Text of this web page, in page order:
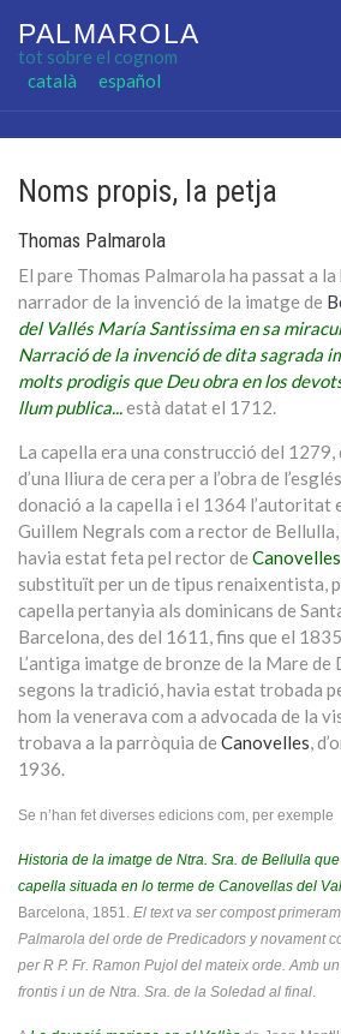
PALMAROLA
tot sobre el cognom
Seleccioni el seu idioma
català español
Noms propis, la petja
Thomas Palmarola
El pare Thomas Palmarola ha passat a
narrador de la invenció de la imatge de
del Vallés María Santissima en sa
Narració de la invenció de dita sagrada
molts prodigis que Deu obra en los
llum publica...
està datat el 1712.
La capella era una construcció del
d’una lliura de cera per a l’obra de
donació a la capella i el 1364
Guillem Negrals com a rector de
havia estat feta pel rector de Canovelles
substituït per un de tipus renaixentista,
capella pertanyia als dominicans de
Barcelona, des del 1611, fins que el
L’antiga imatge de bronze de la Mare de
segons la tradició, havia estat trobada
hom la venerava com a advocada de la
trobava a la parròquia de Canovelles ,
1936.
Se n’han fet diverses edicions com, per exemple
Historia de la imatge de Ntra. Sra. de Bellulla
capella situada en lo terme de Canovellas del
Barcelona, 1851. El text va ser compost
Palmarola del orde de Predicadors y novament
per R P. Fr. Ramon Pujol del mateix orde. Amb
frontis i un de Ntra. Sra. de la Soledad al final